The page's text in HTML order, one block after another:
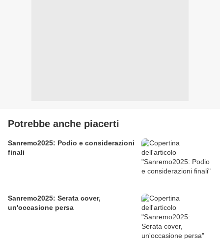
Potrebbe anche piacerti
Sanremo2025: Podio e considerazioni
finali
Sanremo2025: Serata cover,
un'occasione persa